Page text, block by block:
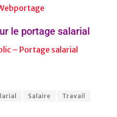
le portage salarial
– Portage salarial
Salaire Travail